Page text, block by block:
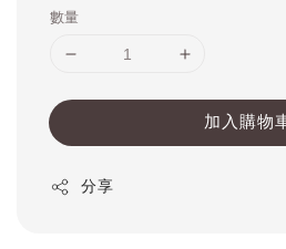
數量
加入購物
分享